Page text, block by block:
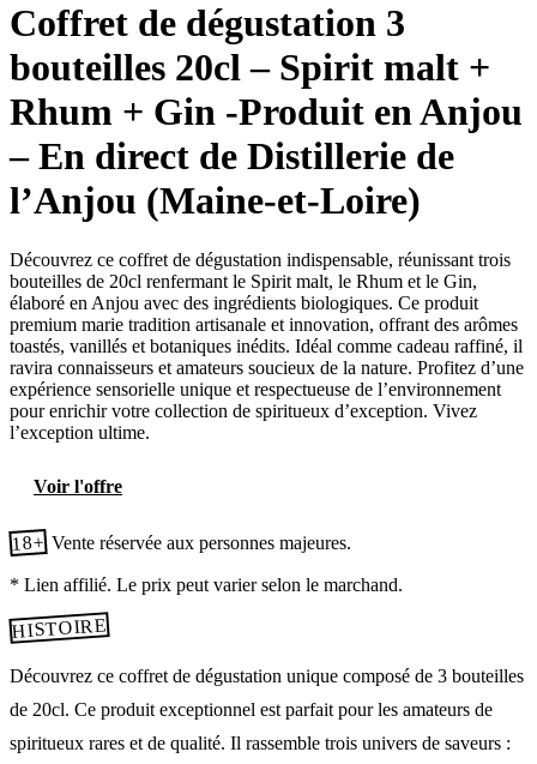
Coffret de dégustation 3
bouteilles 20cl – Spirit malt +
Rhum + Gin -Produit en Anjou
– En direct de Distillerie de
l’Anjou (Maine-et-Loire)
Découvrez ce coffret de dégustation indispensable, réunissant trois
bouteilles de 20cl renfermant le Spirit malt, le Rhum et le Gin,
élaboré en Anjou avec des ingrédients biologiques. Ce produit
premium marie tradition artisanale et innovation, offrant des arômes
toastés, vanillés et botaniques inédits. Idéal comme cadeau raffiné, il
ravira connaisseurs et amateurs soucieux de la nature. Profitez d’une
expérience sensorielle unique et respectueuse de l’environnement
pour enrichir votre collection de spiritueux d’exception. Vivez
l’exception ultime.
Voir l'offre
18+ Vente réservée aux personnes majeures.
* Lien affilié. Le prix peut varier selon le marchand.
HISTOIRE
Découvrez ce coffret de dégustation unique composé de 3 bouteilles
de 20cl. Ce produit exceptionnel est parfait pour les amateurs de
spiritueux rares et de qualité. Il rassemble trois univers de saveurs :